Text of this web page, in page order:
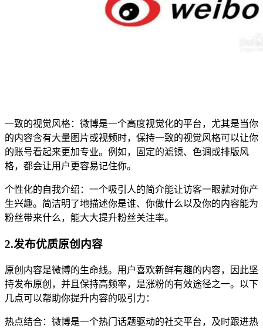
一致的视觉风格：微博是一个高度视觉化的平台，尤其是当你
的内容含有大量图片或视频时，保持一致的视觉风格可以让你
的账号看起来更加专业。例如，固定的滤镜、色调或排版风
格，都会让用户更容易记住你。
个性化的自我介绍：一个吸引人的简介能让访客一眼就对你产
生兴趣。简洁明了地描述你是谁、你做什么以及你的内容能为
粉丝带来什么，能大大提升粉丝关注率。
2.发布优质原创内容
原创内容是微博的生命线。用户喜欢新鲜有趣的内容，因此坚
持发布原创，并且保持高频率，是涨粉的有效途径之一。以下
几点可以帮助你提升内容的吸引力：
热点结合：微博是一个热门话题驱动的社交平台，及时跟进热